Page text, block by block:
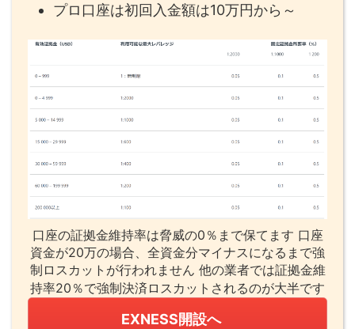
プロ口座は初回入金額は10万円から～
口座の証拠金維持率は脅威の0％まで保てます 口座
資金が20万の場合、全資金分マイナスになるまで強
制ロスカットが行われません 他の業者では証拠金維
持率20％で強制決済ロスカットされるのが大半です
EXNESS開設へ